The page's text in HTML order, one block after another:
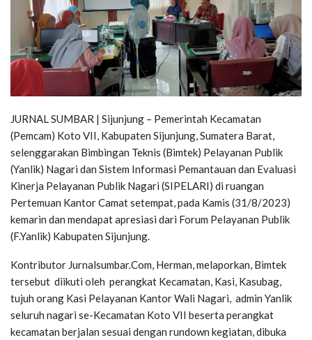
JURNAL SUMBAR | Sijunjung – Pemerintah Kecamatan
(Pemcam) Koto VII, Kabupaten Sijunjung, Sumatera Barat,
selenggarakan Bimbingan Teknis (Bimtek) Pelayanan Publik
(Yanlik) Nagari dan Sistem Informasi Pemantauan dan Evaluasi
Kinerja Pelayanan Publik Nagari (SIPELARI) di ruangan
Pertemuan Kantor Camat setempat, pada Kamis (31/8/2023)
kemarin dan mendapat apresiasi dari Forum Pelayanan Publik
(F.Yanlik) Kabupaten Sijunjung.
Kontributor Jurnalsumbar.Com, Herman, melaporkan, Bimtek
tersebut diikuti oleh perangkat Kecamatan, Kasi, Kasubag,
tujuh orang Kasi Pelayanan Kantor Wali Nagari, admin Yanlik
seluruh nagari se-Kecamatan Koto VII beserta perangkat
kecamatan berjalan sesuai dengan rundown kegiatan, dibuka